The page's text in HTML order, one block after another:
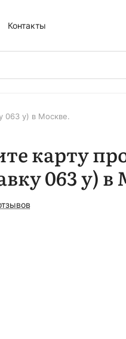
Контакты
063 у) в Москве.
карту
063 у) в